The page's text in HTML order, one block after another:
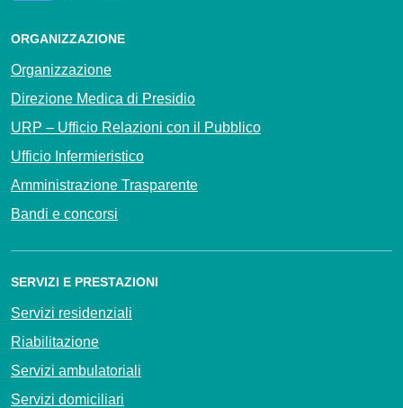
ORGANIZZAZIONE
Organizzazione
Direzione Medica di Presidio
URP – Ufficio Relazioni con il Pubblico
Ufficio Infermieristico
Amministrazione Trasparente
Bandi e concorsi
SERVIZI E PRESTAZIONI
Servizi residenziali
Riabilitazione
Servizi ambulatoriali
Servizi domiciliari